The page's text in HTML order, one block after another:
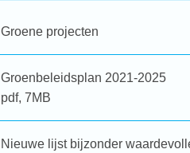
Groene projecten
Groenbeleidsplan 2021-2025
pdf, 7MB
Nieuwe lijst bijzonder